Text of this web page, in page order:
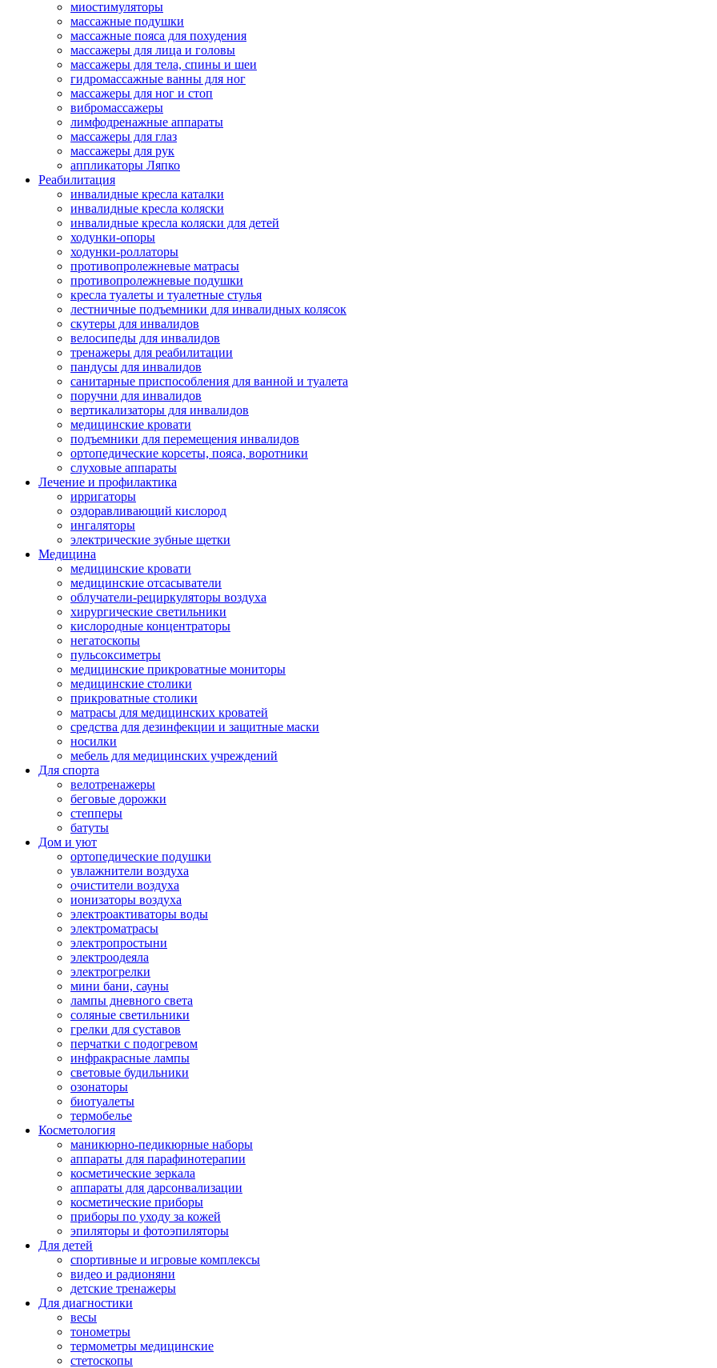
миостимуляторы
массажные подушки
массажные пояса для похудения
массажеры для лица и головы
массажеры для тела, спины и шеи
гидромассажные ванны для ног
массажеры для ног и стоп
вибромассажеры
лимфодренажные аппараты
массажеры для глаз
массажеры для рук
аппликаторы Ляпко
Реабилитация
инвалидные кресла каталки
инвалидные кресла коляски
инвалидные кресла коляски для детей
ходунки-опоры
ходунки-роллаторы
противопролежневые матрасы
противопролежневые подушки
кресла туалеты и туалетные стулья
лестничные подъемники для инвалидных колясок
скутеры для инвалидов
велосипеды для инвалидов
тренажеры для реабилитации
пандусы для инвалидов
санитарные приспособления для ванной и туалета
поручни для инвалидов
вертикализаторы для инвалидов
медицинские кровати
подъемники для перемещения инвалидов
ортопедические корсеты, пояса, воротники
слуховые аппараты
Лечение и профилактика
ирригаторы
оздоравливающий кислород
ингаляторы
электрические зубные щетки
Медицина
медицинские кровати
медицинские отсасыватели
облучатели-рециркуляторы воздуха
хирургические светильники
кислородные концентраторы
негатоскопы
пульсоксиметры
медицинские прикроватные мониторы
медицинские столики
прикроватные столики
матрасы для медицинских кроватей
средства для дезинфекции и защитные маски
носилки
мебель для медицинских учреждений
Для спорта
велотренажеры
беговые дорожки
степперы
батуты
Дом и уют
ортопедические подушки
увлажнители воздуха
очистители воздуха
ионизаторы воздуха
электроактиваторы воды
электроматрасы
электропростыни
электроодеяла
электрогрелки
мини бани, сауны
лампы дневного света
соляные светильники
грелки для суставов
перчатки с подогревом
инфракрасные лампы
световые будильники
озонаторы
биотуалеты
термобелье
Косметология
маникюрно-педикюрные наборы
аппараты для парафинотерапии
косметические зеркала
аппараты для дарсонвализации
косметические приборы
приборы по уходу за кожей
эпиляторы и фотоэпиляторы
Для детей
спортивные и игровые комплексы
видео и радионяни
детские тренажеры
Для диагностики
весы
тонометры
термометры медицинские
стетоскопы